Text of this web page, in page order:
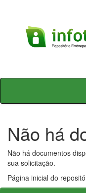
Skip
Não há
Não há documentos
sua solicitação.
Página inicial do